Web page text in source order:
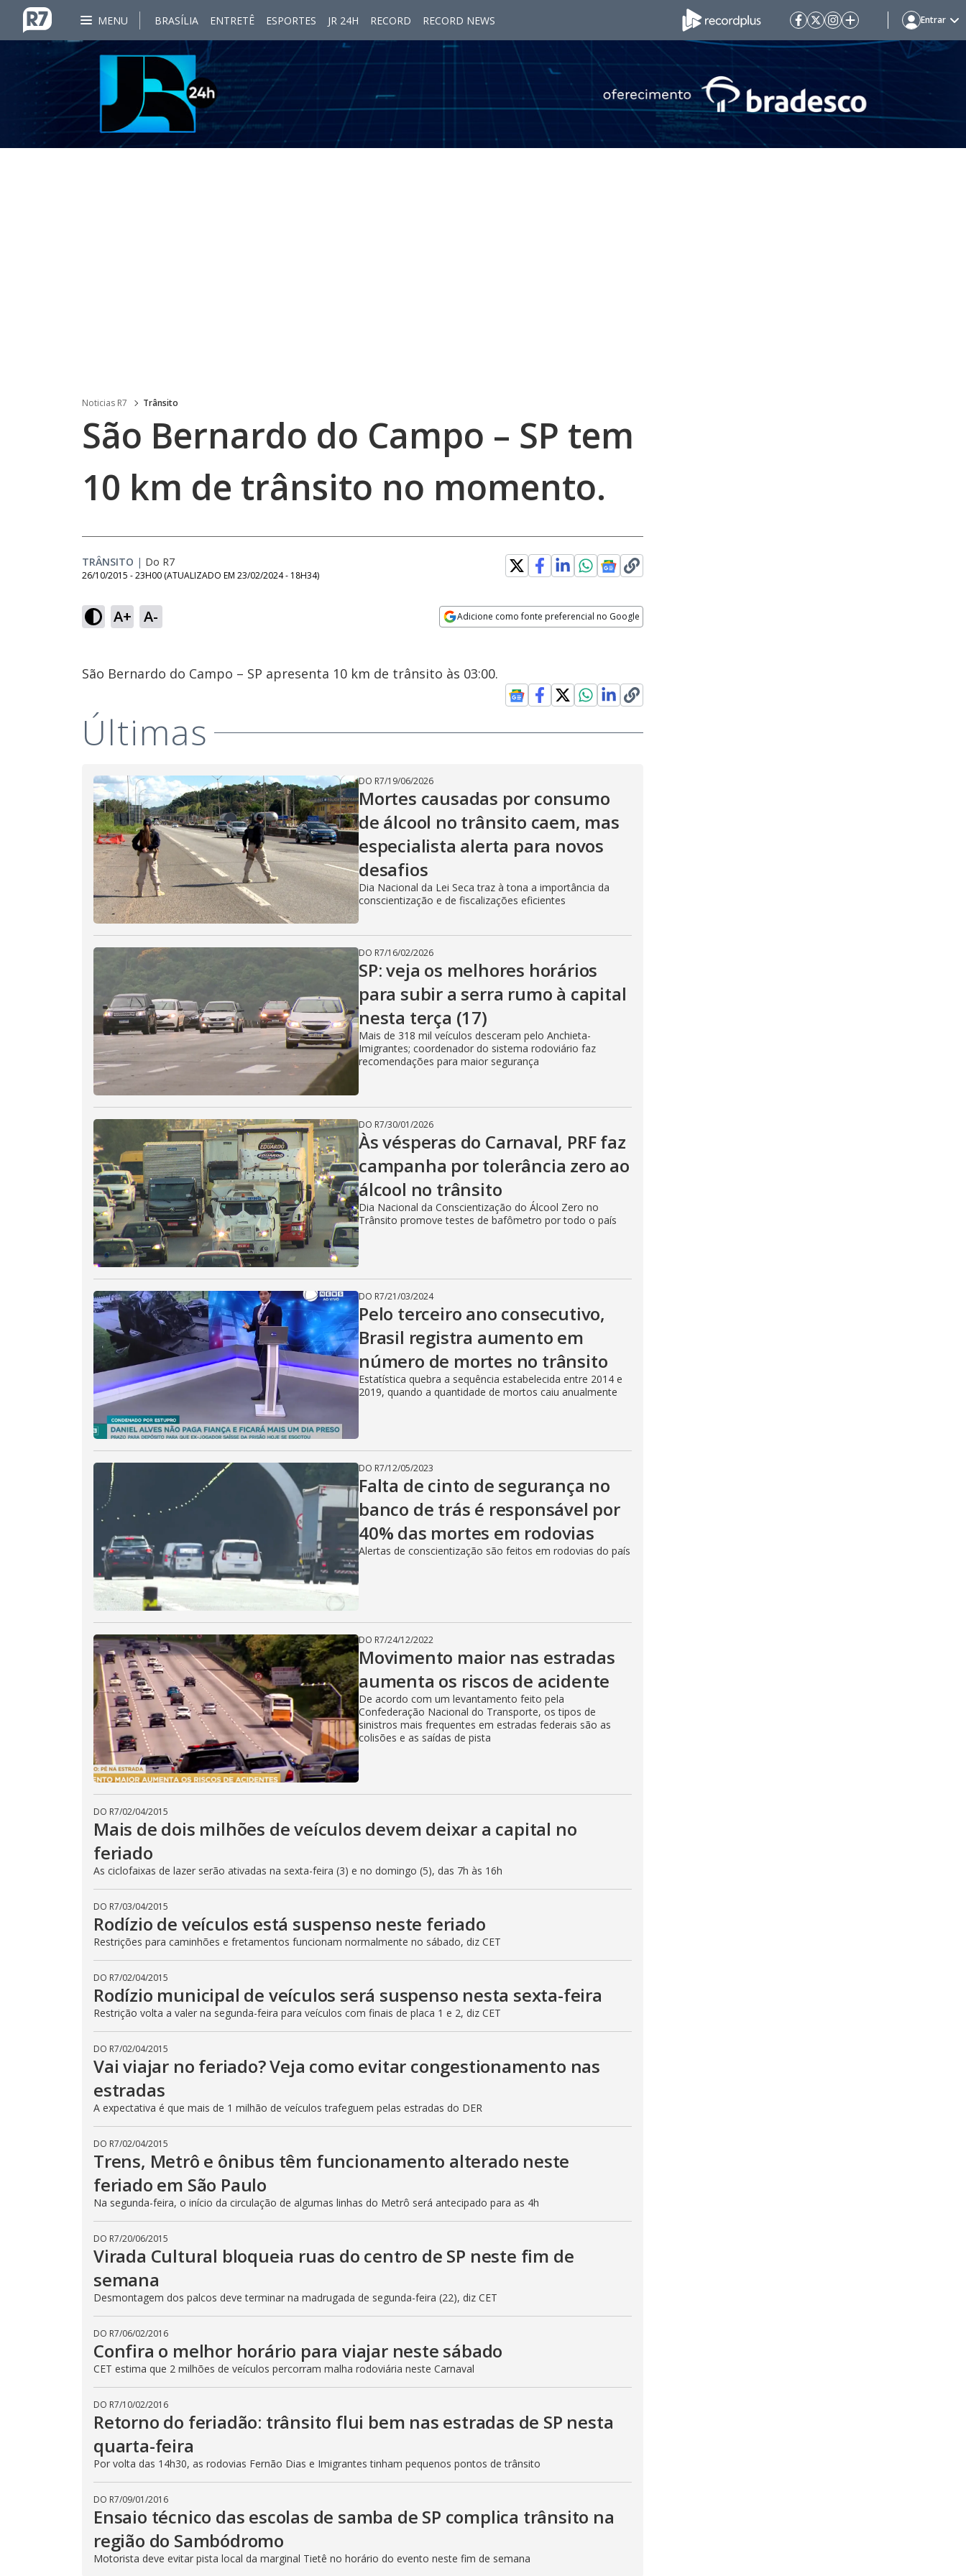
MENU BRASÍLIA ENTRETÊ ESPORTES JR 24H RECORD RECORD NEWS Entrar
Noticias R7 Trânsito
São Bernardo do Campo – SP tem
10 km de trânsito no momento.
TRÂNSITO | Do R7
26/10/2015 - 23H00 (ATUALIZADO EM 23/02/2024 - 18H34)
A+ A- Adicione como fonte preferencial no Google
São Bernardo do Campo – SP apresenta 10 km de trânsito às 03:00.
Últimas
DO R7/19/06/2026
Mortes causadas por consumo
de álcool no trânsito caem, mas
especialista alerta para novos
desafios
Dia Nacional da Lei Seca traz à tona a importância da
conscientização e de fiscalizações eficientes
DO R7/16/02/2026
SP: veja os melhores horários
para subir a serra rumo à capital
nesta terça (17)
Mais de 318 mil veículos desceram pelo Anchieta-
Imigrantes; coordenador do sistema rodoviário faz
recomendações para maior segurança
DO R7/30/01/2026
Às vésperas do Carnaval, PRF faz
campanha por tolerância zero ao
álcool no trânsito
Dia Nacional da Conscientização do Álcool Zero no
Trânsito promove testes de bafômetro por todo o país
DO R7/21/03/2024
Pelo terceiro ano consecutivo,
Brasil registra aumento em
número de mortes no trânsito
Estatística quebra a sequência estabelecida entre 2014 e
2019, quando a quantidade de mortos caiu anualmente
DO R7/12/05/2023
Falta de cinto de segurança no
banco de trás é responsável por
40% das mortes em rodovias
Alertas de conscientização são feitos em rodovias do país
DO R7/24/12/2022
Movimento maior nas estradas
aumenta os riscos de acidente
De acordo com um levantamento feito pela
Confederação Nacional do Transporte, os tipos de
sinistros mais frequentes em estradas federais são as
colisões e as saídas de pista
DO R7/02/04/2015
Mais de dois milhões de veículos devem deixar a capital no
feriado
As ciclofaixas de lazer serão ativadas na sexta-feira (3) e no domingo (5), das 7h às 16h
DO R7/03/04/2015
Rodízio de veículos está suspenso neste feriado
Restrições para caminhões e fretamentos funcionam normalmente no sábado, diz CET
DO R7/02/04/2015
Rodízio municipal de veículos será suspenso nesta sexta-feira
Restrição volta a valer na segunda-feira para veículos com finais de placa 1 e 2, diz CET
DO R7/02/04/2015
Vai viajar no feriado? Veja como evitar congestionamento nas
estradas
A expectativa é que mais de 1 milhão de veículos trafeguem pelas estradas do DER
DO R7/02/04/2015
Trens, Metrô e ônibus têm funcionamento alterado neste
feriado em São Paulo
Na segunda-feira, o início da circulação de algumas linhas do Metrô será antecipado para as 4h
DO R7/20/06/2015
Virada Cultural bloqueia ruas do centro de SP neste fim de
semana
Desmontagem dos palcos deve terminar na madrugada de segunda-feira (22), diz CET
DO R7/06/02/2016
Confira o melhor horário para viajar neste sábado
CET estima que 2 milhões de veículos percorram malha rodoviária neste Carnaval
DO R7/10/02/2016
Retorno do feriadão: trânsito flui bem nas estradas de SP nesta
quarta-feira
Por volta das 14h30, as rodovias Fernão Dias e Imigrantes tinham pequenos pontos de trânsito
DO R7/09/01/2016
Ensaio técnico das escolas de samba de SP complica trânsito na
região do Sambódromo
Motorista deve evitar pista local da marginal Tietê no horário do evento neste fim de semana